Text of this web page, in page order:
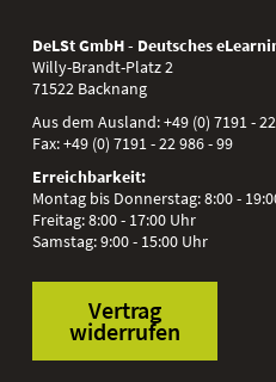
DeLSt GmbH - Deutsches
Willy-Brandt-Platz 2
71522 Backnang
Aus dem Ausland:+49 (0) 7191 -
Fax:+49 (0) 7191 - 22 986 - 99
Erreichbarkeit:
Montag bis Donnerstag: 8:00 -
Freitag: 8:00 - 17:00 Uhr
Samstag: 9:00 - 15:00 Uhr
Vertrag
widerrufen